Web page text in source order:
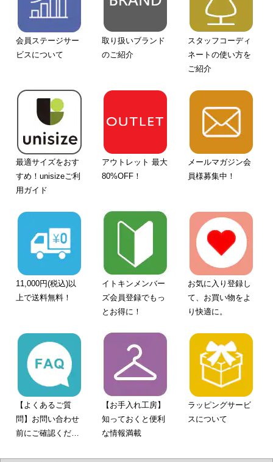
会員ステージサー
ビスについて
取り扱いブランド
のご紹介
スタッフコーディ
ネートの使い方を
ご紹介
最適サイズをおす
すめ！unisizeご利
用ガイド
アウトレット 最大
80%OFF！
メールマガジン会
員様募集中！
11,000円(税込)以
上で送料無料！
イトキンメンバー
ズ会員登録でもっ
とお得に！
お気に入り登録し
て、お買い物をよ
り快適に。
【よくあるご質
問】お問い合わせ
前にご確認くださ
【お手入れ工房】
知っておくと便利
な情報満載
ラッピングサービ
スについて